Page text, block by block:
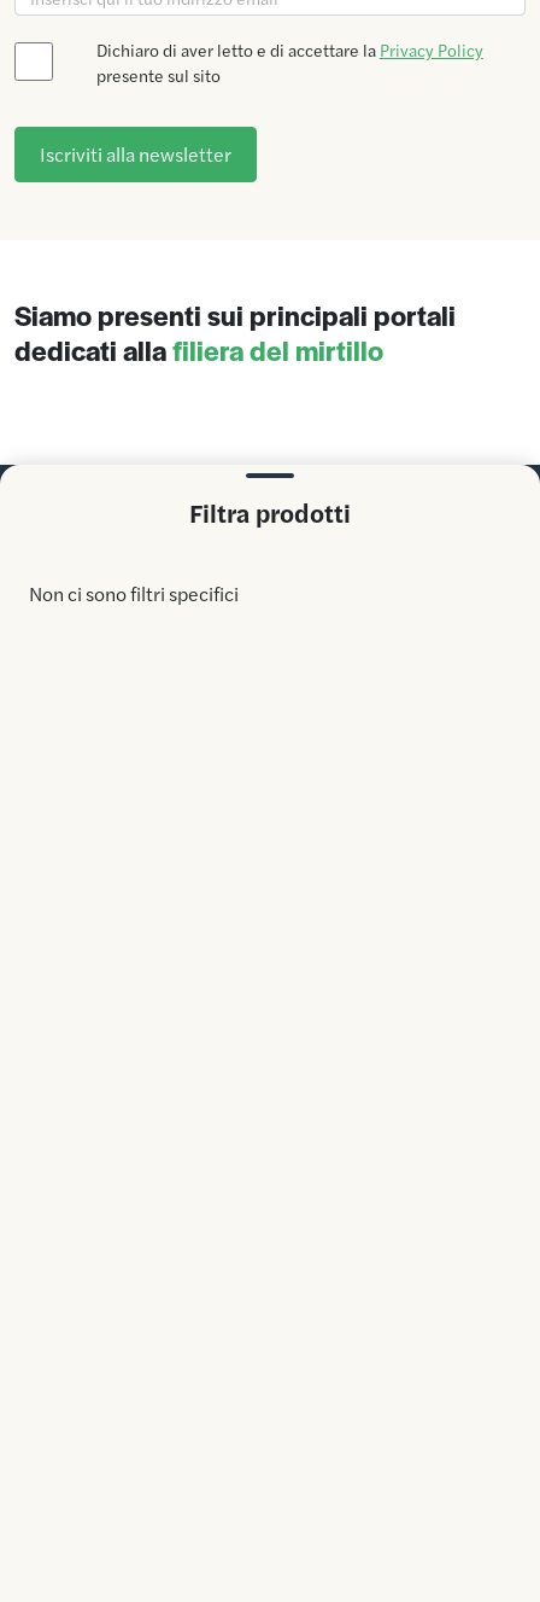
Filtra prodotti
Non ci sono filtri specifici
Dichiaro di aver letto e di accettare la Privacy Policy
presente sul sito
Siamo presenti sui principali portali
dedicati allafiliera del mirtillo
Nuova Pasquini & Bini, 50 anni di esperienza nella